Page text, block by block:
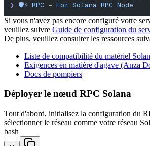
❯ 🛡️⚡️ RPC - For Solana RPC Node
Si vous n'avez pas encore configuré votre
veuillez suivre Guide de configuration du
De plus, veuillez consulter les ressources
Liste de compatibilité du matériel
Exigences en matière d'agave (Anza
Docs de pompiers
Déployer le nœud RPC Solana
Tout d'abord, initialisez la configuration du
sélectionner le réseau comme votre réseau
bash